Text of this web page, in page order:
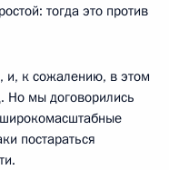
тогда это против
и, к сожалению, в этом
Но мы договорились
постараться